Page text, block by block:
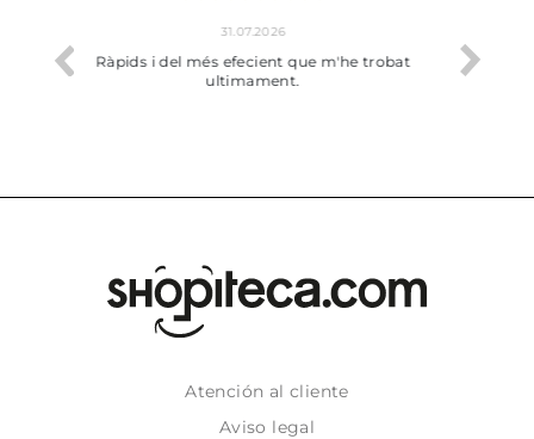
trobat
17.07.2026
Bien pero soy de Vilafranca y no me ha
dejado recoger en tienda
Atención al cliente
Aviso legal